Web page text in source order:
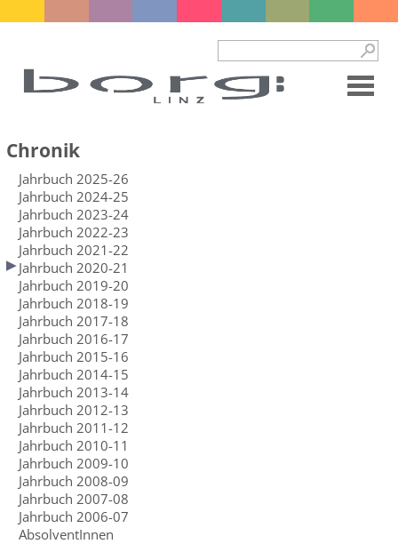
Chronik
Jahrbuch 2025-26
Jahrbuch 2024-25
Jahrbuch 2023-24
Jahrbuch 2022-23
Jahrbuch 2021-22
Jahrbuch 2020-21
Jahrbuch 2019-20
Jahrbuch 2018-19
Jahrbuch 2017-18
Jahrbuch 2016-17
Jahrbuch 2015-16
Jahrbuch 2014-15
Jahrbuch 2013-14
Jahrbuch 2012-13
Jahrbuch 2011-12
Jahrbuch 2010-11
Jahrbuch 2009-10
Jahrbuch 2008-09
Jahrbuch 2007-08
Jahrbuch 2006-07
AbsolventInnen